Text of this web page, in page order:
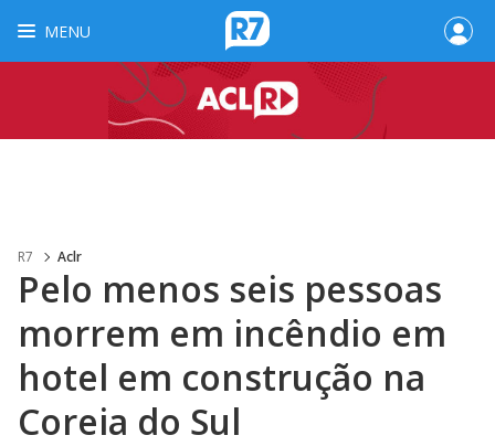
MENU
R7 Aclr
Pelo menos seis pessoas
morrem em incêndio em
hotel em construção na
Coreia do Sul